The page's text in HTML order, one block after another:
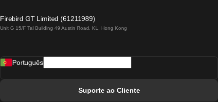
Comboios De Lisboa A Madrid
Firebird GT Limited (61211989)
Unit G 15/F Tal Building 49 Austin Road, KL, Hong Kong
Português
Suporte ao Cliente